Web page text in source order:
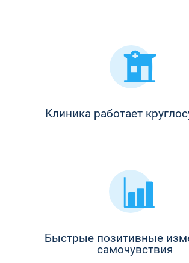
Клиника работает
Быстрые позитивные
самочувствия